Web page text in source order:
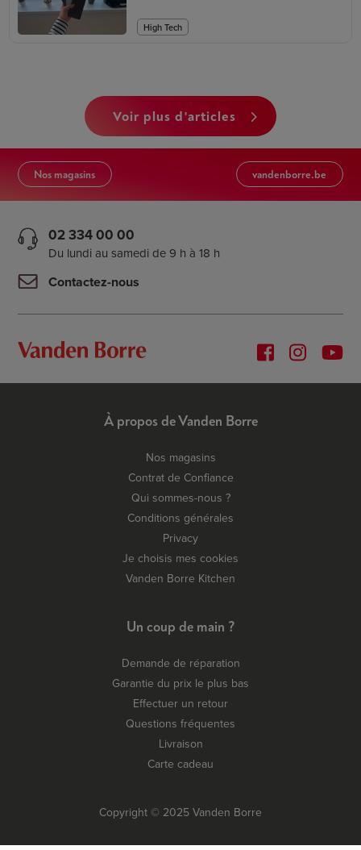
High Tech
voir plus d'articles
Nos magasins vandenborre.be
02 334 00 00
Du lundi au samedi de 9 h à 18 h
Contactez-nous
À propos de Vanden Borre
Nos magasins
Contrat de Confiance
Qui sommes-nous ?
Conditions générales
Privacy
Je choisis mes cookies
Vanden Borre Kitchen
Un coup de main ?
Demande de réparation
Garantie du prix le plus bas
Effectuer un retour
Questions fréquentes
Livraison
Carte cadeau
Copyright © 2025 Vanden Borre